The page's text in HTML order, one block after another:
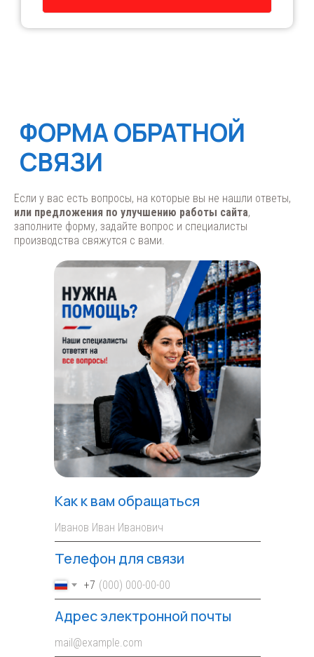
Если у вас есть вопросы, на которые вы не нашли ответы,
или предложения по улучшению работы сайта,
заполните форму, задайте вопрос и специалисты
производства свяжутся с вами.
Как к вам обращаться
Телефон для связи
+7
Адрес электронной почты